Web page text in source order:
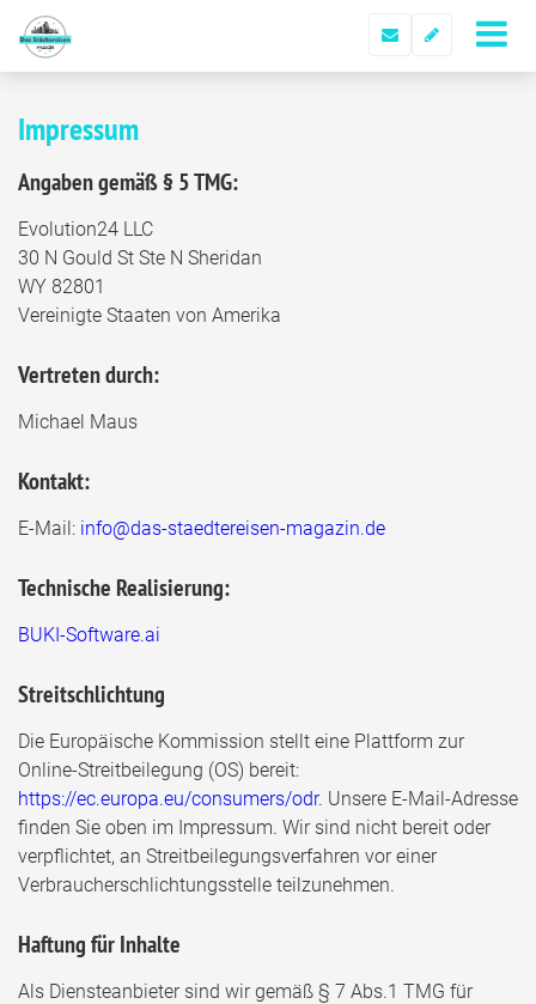
Impressum
Angaben gemäß § 5 TMG:
Evolution24 LLC
30 N Gould St Ste N Sheridan
WY 82801
Vereinigte Staaten von Amerika
Vertreten durch:
Michael Maus
Kontakt:
E-Mail: info@das-staedtereisen-magazin.de
Technische Realisierung:
BUKI-Software.ai
Streitschlichtung
Die Europäische Kommission stellt eine Plattform zur
Online-Streitbeilegung (OS) bereit:
https://ec.europa.eu/consumers/odr. Unsere E-Mail-Adresse
finden Sie oben im Impressum. Wir sind nicht bereit oder
verpflichtet, an Streitbeilegungsverfahren vor einer
Verbraucherschlichtungsstelle teilzunehmen.
Haftung für Inhalte
Als Diensteanbieter sind wir gemäß § 7 Abs.1 TMG für